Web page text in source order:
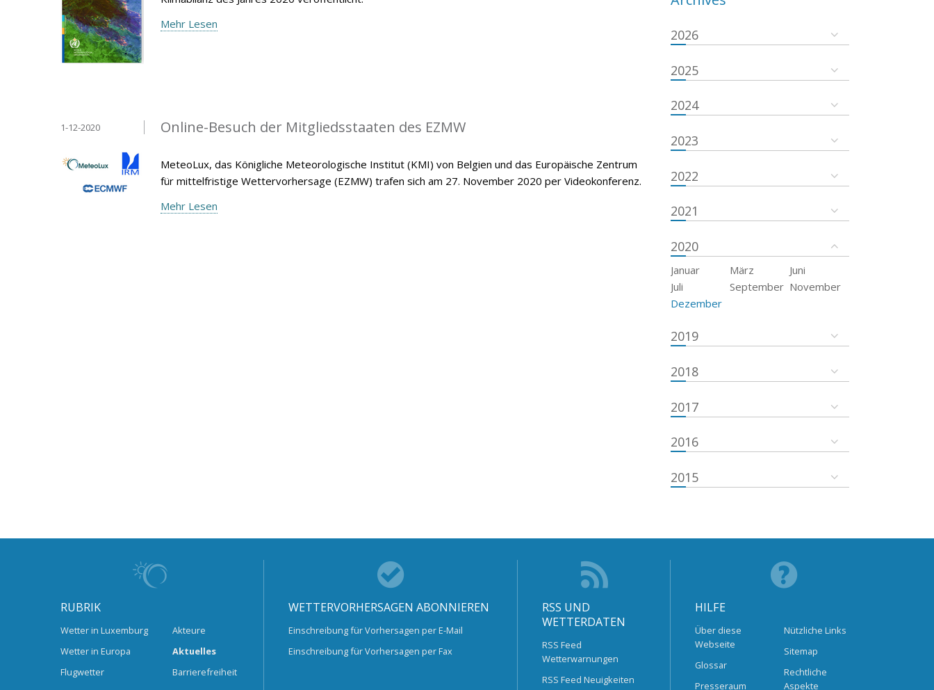
Mehr Lesen
Online-Besuch der Mitgliedsstaaten des EZMW
1-12-2020
MeteoLux, das Königliche Meteorologische Institut (KMI) von Belgien und das Europäische Zentrum
für mittelfristige Wettervorhersage (EZMW) trafen sich am 27. November 2020 per Videokonferenz.
Mehr Lesen
2026
2025
2024
2023
2022
2021
2020
Januar März
Juni
Juli
September November
Dezember
2019
2018
2017
2016
2015
RUBRIK
Wetter in Luxemburg
Wetter in Europa
Flugwetter
Akteure
Aktuelles
Barrierefreiheit
WETTERVORHERSAGEN ABONNIEREN
Einschreibung für Vorhersagen per E-Mail
Einschreibung für Vorhersagen per Fax
RSS UND
WETTERDATEN
RSS Feed
Wetterwarnungen
RSS Feed Neuigkeiten
HILFE
Über diese
Webseite
Glossar
Presseraum
Nützliche Links
Sitemap
Rechtliche
Aspekte